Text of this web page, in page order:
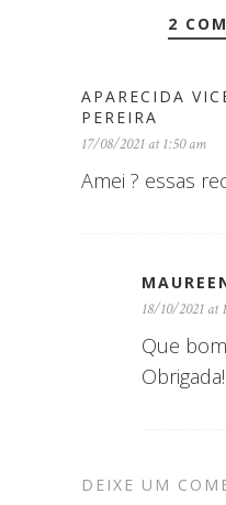
2
APARECIDA
PEREIRA
17/08/2021 at 1:50 am
Amei ? essas
18/10/2021 at
Que
Obrigada!
DEIXE UM